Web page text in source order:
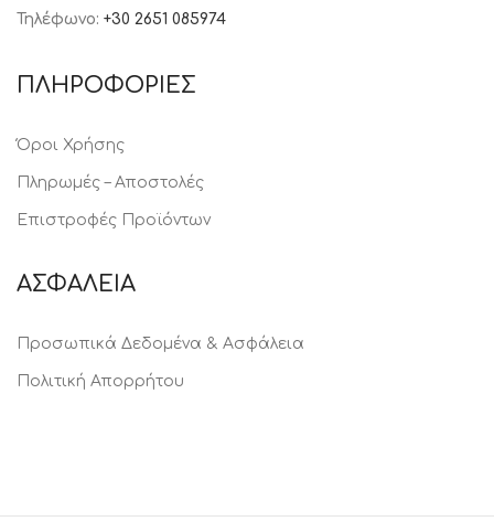
Τηλέφωνο: +30 2651 085974
ΠΛΗΡΟΦΟΡΙΕΣ
Όροι Χρήσης
Πληρωμές – Αποστολές
Επιστροφές Προϊόντων
ΑΣΦΑΛΕΙΑ
Προσωπικά Δεδομένα & Ασφάλεια
Πολιτική Απορρήτου